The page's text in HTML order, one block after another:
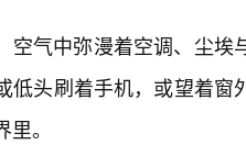
空气中弥漫着空调、尘
低头刷着手机，或望着
。